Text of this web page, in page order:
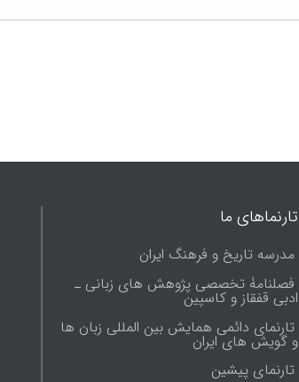
تارنماهای ما
مدرسه تاریخ و فرهنگ ایران
فصلنامۀ تخصصی پژوهش های زبانی ـ
ادبی قفقاز و کاسپین
تارنمای دائمی همایش بین المللی زبان ها
و گویش های ایران
تارنماى پيشين